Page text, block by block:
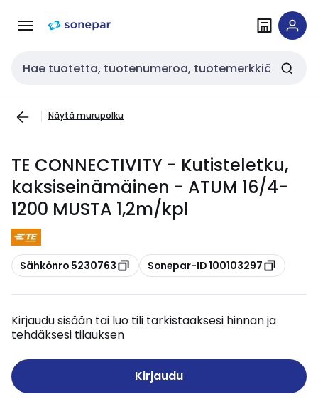
navigointiinsisältöön
Haku
Näytä murupolku
TE CONNECTIVITY - Kutisteletku,
kaksiseinämäinen - ATUM 16/4-
1200 MUSTA 1,2m/kpl
Kopioi
Sähkönro 5230763 Kopioi
Sonepar-ID 100103297
Kirjaudu sisään tai luo tili tarkistaaksesi hinnan ja
tehdäksesi tilauksen
Kirjaudu